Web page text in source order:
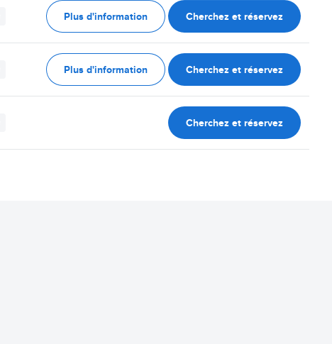
Plus d'information Cherchez et réservez
Plus d'information Cherchez et réservez
Cherchez et réservez